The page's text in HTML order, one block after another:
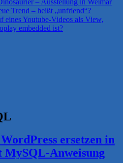
Trend – heißt „unfriend“?
eines Youtube-Videos als View,
embedded ist?
ersetzen in
MySQL-Anweisung